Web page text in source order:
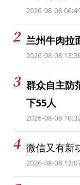
2026-08-08
兰州牛肉拉
2026-08-08
群众自主防
下55人
2026-08-08
微信又有新
2026-08-08